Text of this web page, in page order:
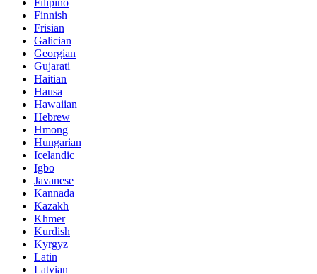
Filipino
Finnish
Frisian
Galician
Georgian
Gujarati
Haitian
Hausa
Hawaiian
Hebrew
Hmong
Hungarian
Icelandic
Igbo
Javanese
Kannada
Kazakh
Khmer
Kurdish
Kyrgyz
Latin
Latvian